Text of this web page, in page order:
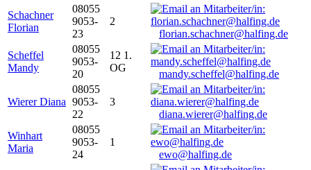
Schachner
Florian
08055
9053-
23
2
florian.schachner@halfing.de
Scheffel
Mandy
08055
9053-
20
12 1.
OG
mandy.scheffel@halfing.de
Wierer Diana
08055
9053-
22
3
diana.wierer@halfing.de
Winhart
Maria
08055
9053-
24
1
ewo@halfing.de